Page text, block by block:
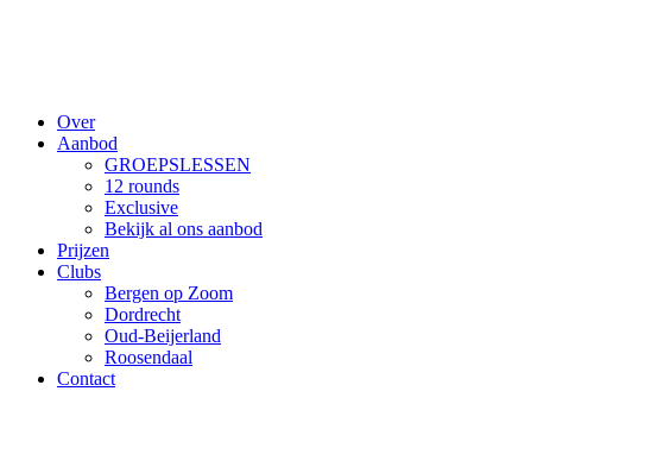
Over
Aanbod
GROEPSLESSEN
12 rounds
Exclusive
Bekijk al ons aanbod
Prijzen
Clubs
Bergen op Zoom
Dordrecht
Oud-Beijerland
Roosendaal
Contact